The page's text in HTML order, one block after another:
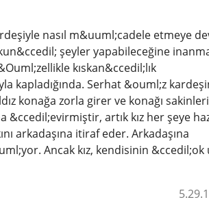
nasıl m&uuml;cadele etmeye
şeyler yapabileceğine
kıskan&ccedil;lık
kapladığında. Serhat &ouml;z
konağa zorla girer ve konağı
&ccedil;evirmiştir, artık kız her şeye
arkadaşına itiraf eder. Arkadaşına
Ancak kız, kendisinin &ccedil;ok